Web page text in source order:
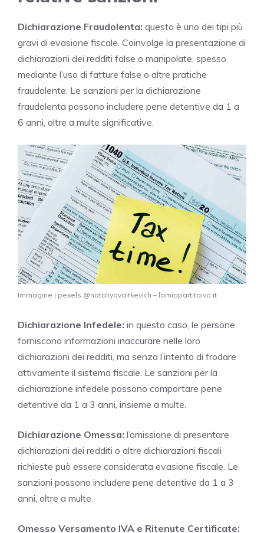
Dichiarazione Fraudolenta: questo è uno dei tipi più
gravi di evasione fiscale. Coinvolge la presentazione di
dichiarazioni dei redditi false o manipolate, spesso
mediante l’uso di fatture false o altre pratiche
fraudolente. Le sanzioni per la dichiarazione
fraudolenta possono includere pene detentive da 1 a
6 anni, oltre a multe significative.
Immagine | pexels @nataliyavaitkevich – lamiapartitaiva.it
Dichiarazione Infedele: in questo caso, le persone
forniscono informazioni inaccurare nelle loro
dichiarazioni dei redditi, ma senza l’intento di frodare
attivamente il sistema fiscale. Le sanzioni per la
dichiarazione infedele possono comportare pene
detentive da 1 a 3 anni, insieme a multe.
Dichiarazione Omessa: l’omissione di presentare
dichiarazioni dei redditi o altre dichiarazioni fiscali
richieste può essere considerata evasione fiscale. Le
sanzioni possono includere pene detentive da 1 a 3
anni, oltre a multe.
Omesso Versamento IVA e Ritenute Certificate: